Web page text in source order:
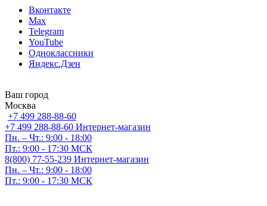
Вконтакте
Max
Telegram
YouTube
Одноклассники
Яндекс.Дзен
Ваш город
Москва
+7 499 288-88-60
+7 499 288-88-60 Интернет-магазин
Пн. – Чт.: 9:00 - 18:00
Пт.: 9:00 - 17:30 МСК
8(800) 77-55-239 Интернет-магазин
Пн. – Чт.: 9:00 - 18:00
Пт.: 9:00 - 17:30 МСК